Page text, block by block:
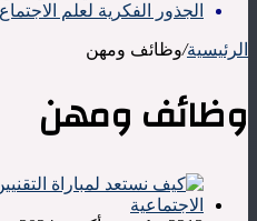
الجذور الفكرية لعلم
الرئيسية/وظائف ومهن
وظائف ومهن